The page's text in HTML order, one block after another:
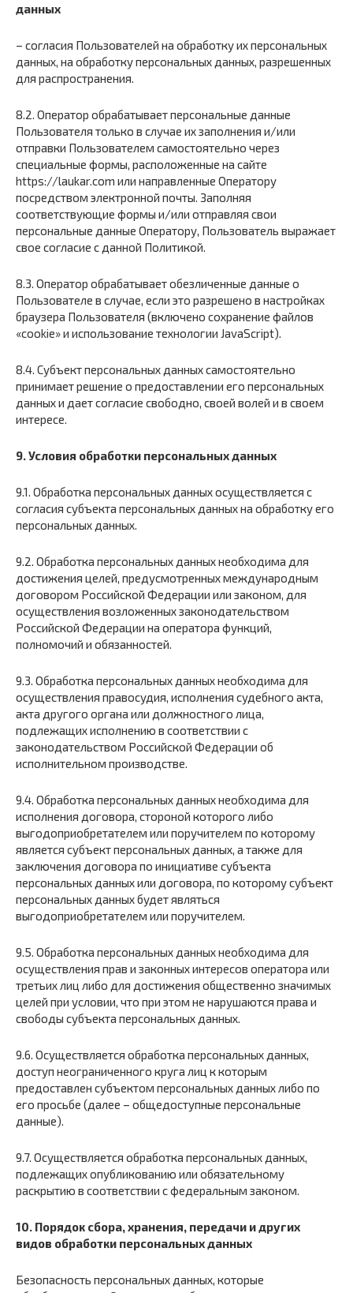
данных
– согласия Пользователей на обработку их персональных
данных, на обработку персональных данных, разрешенных
для распространения.
8.2. Оператор обрабатывает персональные данные
Пользователя только в случае их заполнения и/или
отправки Пользователем самостоятельно через
специальные формы, расположенные на сайте
https://laukar.com или направленные Оператору
посредством электронной почты. Заполняя
соответствующие формы и/или отправляя свои
персональные данные Оператору, Пользователь выражает
свое согласие с данной Политикой.
8.3. Оператор обрабатывает обезличенные данные о
Пользователе в случае, если это разрешено в настройках
браузера Пользователя (включено сохранение файлов
«cookie» и использование технологии JavaScript).
8.4. Субъект персональных данных самостоятельно
принимает решение о предоставлении его персональных
данных и дает согласие свободно, своей волей и в своем
интересе.
9. Условия обработки персональных данных
9.1. Обработка персональных данных осуществляется с
согласия субъекта персональных данных на обработку его
персональных данных.
9.2. Обработка персональных данных необходима для
достижения целей, предусмотренных международным
договором Российской Федерации или законом, для
осуществления возложенных законодательством
Российской Федерации на оператора функций,
полномочий и обязанностей.
9.3. Обработка персональных данных необходима для
осуществления правосудия, исполнения судебного акта,
акта другого органа или должностного лица,
подлежащих исполнению в соответствии с
законодательством Российской Федерации об
исполнительном производстве.
9.4. Обработка персональных данных необходима для
исполнения договора, стороной которого либо
выгодоприобретателем или поручителем по которому
является субъект персональных данных, а также для
заключения договора по инициативе субъекта
персональных данных или договора, по которому субъект
персональных данных будет являться
выгодоприобретателем или поручителем.
9.5. Обработка персональных данных необходима для
осуществления прав и законных интересов оператора или
третьих лиц либо для достижения общественно значимых
целей при условии, что при этом не нарушаются права и
свободы субъекта персональных данных.
9.6. Осуществляется обработка персональных данных,
доступ неограниченного круга лиц к которым
предоставлен субъектом персональных данных либо по
его просьбе (далее – общедоступные персональные
данные).
9.7. Осуществляется обработка персональных данных,
подлежащих опубликованию или обязательному
раскрытию в соответствии с федеральным законом.
10. Порядок сбора, хранения, передачи и других
видов обработки персональных данных
Безопасность персональных данных, которые